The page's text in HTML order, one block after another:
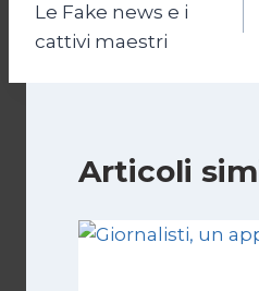
articoli
Le Fake news e i
cattivi maestri
Articoli